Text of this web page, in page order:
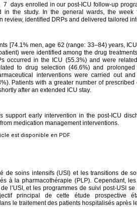
7 days enrolled in our post-ICU follow-up
in the study. In the general wards, the week
review, identified DRPs and delivered tailored
[74.1% men, age 62 (range: 33–84) years,
were identified among the drug
occurred in the ICU (55.3%) and were
to drug selection (46.6%) and
interventions were carried out
Patients with a greater number of
after an extended ICU stay.
support early intervention in the post-ICU
medication management interventions.
est disponible en PDF.
de soins intensifs (USI) et les transitions de
à la pharmacothérapie (PLP). Cependant,
l’USI, et les programmes de suivi post-USI
principal de cette étude
le traitement des patients hospitalisés après